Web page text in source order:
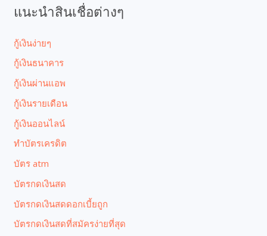
แนะนำสินเชื่อต่างๆ
กู้เงินง่ายๆ
กู้เงินธนาคาร
กู้เงินผ่านแอพ
กู้เงินรายเดือน
กู้เงินออนไลน์
ทำบัตรเครดิต
บัตร atm
บัตรกดเงินสด
บัตรกดเงินสดดอกเบี้ยถูก
บัตรกดเงินสดที่สมัครง่ายที่สุด